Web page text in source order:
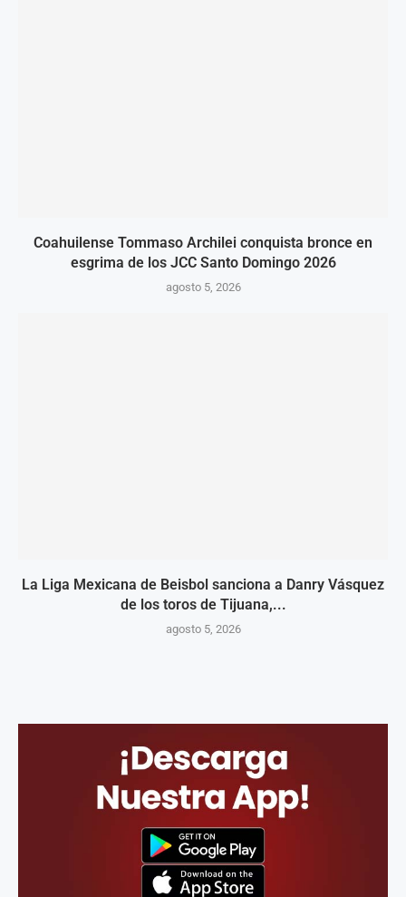
Coahuilense Tommaso Archilei conquista bronce en
esgrima de los JCC Santo Domingo 2026
agosto 5, 2026
La Liga Mexicana de Beisbol sanciona a Danry Vásquez
de los toros de Tijuana,...
agosto 5, 2026